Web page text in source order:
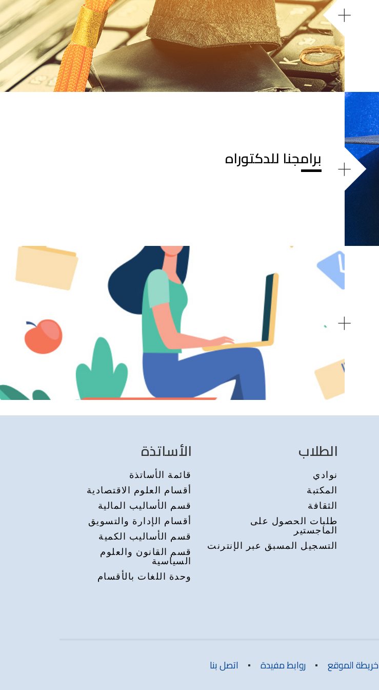
+
برامجنا للدكتوراه +
+
الطلاب
نوادي
المكتبة
الثقافة
طلبات الحصول على
الماجستير
التسجيل المسبق عبر الإنترنت
الأساتذة
قائمة الأساتذة
أقسام العلوم الاقتصادية
قسم الأساليب المالية
أقسام الإدارة والتسويق
قسم الأساليب الكمية
قسم القانون والعلوم
السياسية
وحدة اللغات بالأقسام
خريطة الموقع روابط مفيدة اتصل بنا